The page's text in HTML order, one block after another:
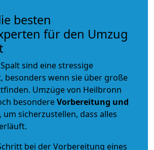
besten
für den Umzug
sind eine stressige
besonders wenn sie über große
Umzüge von Heilbronn
besondereVorbereitung und
, um sicherzustellen, dass alles
bei der Vorbereitung eines